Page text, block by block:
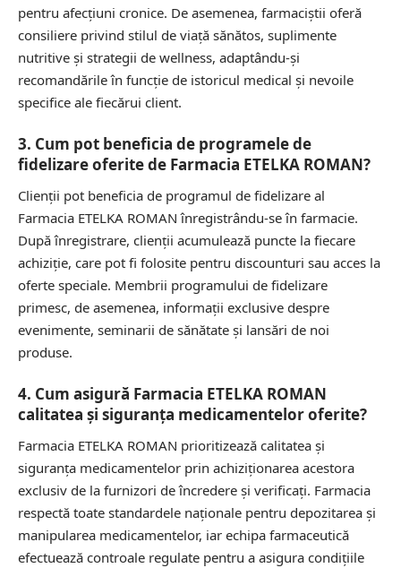
pentru afecțiuni cronice. De asemenea, farmaciștii oferă
consiliere privind stilul de viață sănătos, suplimente
nutritive și strategii de wellness, adaptându-și
recomandările în funcție de istoricul medical și nevoile
specifice ale fiecărui client.
3. Cum pot beneficia de programele de
fidelizare oferite de Farmacia ETELKA ROMAN?
Clienții pot beneficia de programul de fidelizare al
Farmacia ETELKA ROMAN înregistrându-se în farmacie.
După înregistrare, clienții acumulează puncte la fiecare
achiziție, care pot fi folosite pentru discounturi sau acces la
oferte speciale. Membrii programului de fidelizare
primesc, de asemenea, informații exclusive despre
evenimente, seminarii de sănătate și lansări de noi
produse.
4. Cum asigură Farmacia ETELKA ROMAN
calitatea și siguranța medicamentelor oferite?
Farmacia ETELKA ROMAN prioritizează calitatea și
siguranța medicamentelor prin achiziționarea acestora
exclusiv de la furnizori de încredere și verificați. Farmacia
respectă toate standardele naționale pentru depozitarea și
manipularea medicamentelor, iar echipa farmaceutică
efectuează controale regulate pentru a asigura condițiile